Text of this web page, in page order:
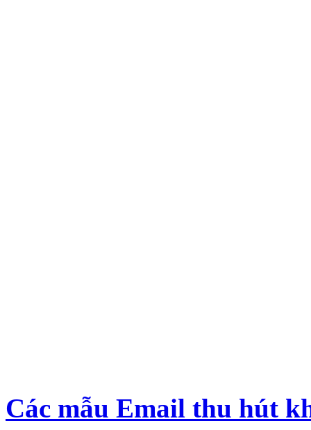
Các mẫu Email thu hút